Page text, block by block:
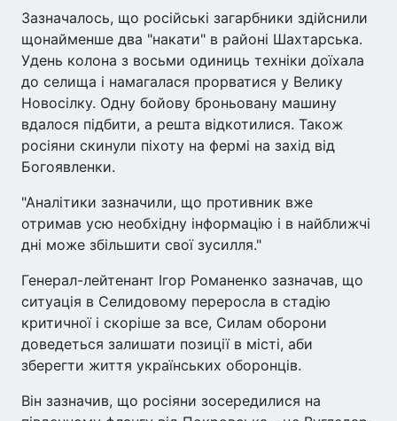
Зазначалось, що російські загарбники здійснили
щонайменше два "накати" в районі Шахтарська.
Удень колона з восьми одиниць техніки доїхала
до селища і намагалася прорватися у Велику
Новосілку. Одну бойову броньовану машину
вдалося підбити, а решта відкотилися. Також
росіяни скинули піхоту на фермі на захід від
Богоявленки.
"Аналітики зазначили, що противник вже
отримав усю необхідну інформацію і в найближчі
дні може збільшити свої зусилля."
Генерал-лейтенант Ігор Романенко зазначав, що
ситуація в Селидовому переросла в стадію
критичної і скоріше за все, Силам оборони
доведеться залишати позиції в місті, аби
зберегти життя українських оборонців.
Він зазначив, що росіяни зосередилися на